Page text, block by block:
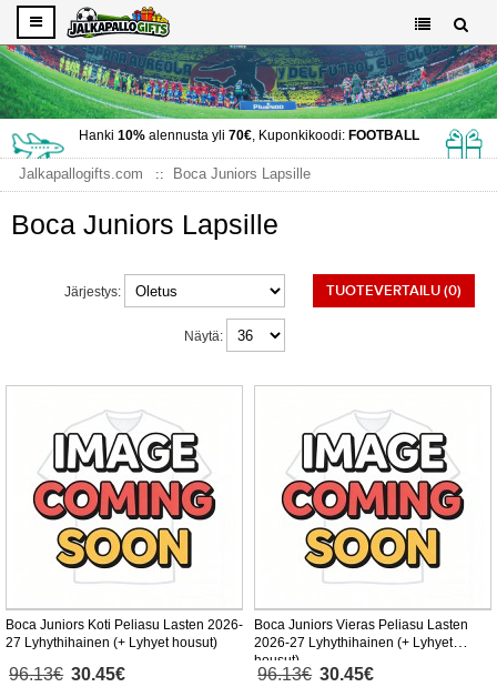
Hanki 10%alennusta yli 70€, Kuponkikoodi: FOOTBALL
Jalkapallogifts.com Boca Juniors Lapsille
Boca Juniors Lapsille
TUOTEVERTAILU (0)
Järjestys:
Näytä:
Boca Juniors Koti Peliasu Lasten 2026-
27 Lyhythihainen (+ Lyhyet housut)
96.13€ 30.45€
Boca Juniors Vieras Peliasu Lasten
2026-27 Lyhythihainen (+ Lyhyet
housut)
96.13€ 30.45€